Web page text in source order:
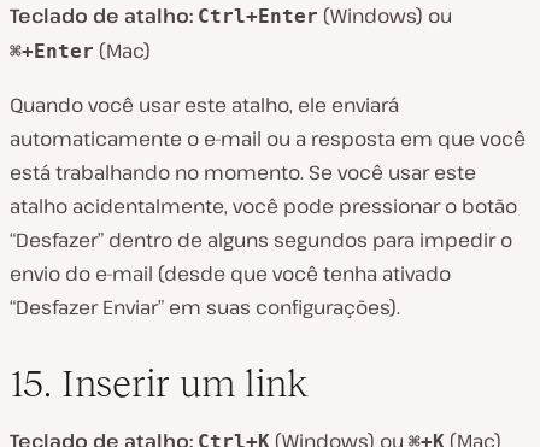
Teclado de atalho: Ctrl+Enter (Windows) ou
⌘+Enter (Mac)
Quando você usar este atalho, ele enviará
automaticamente o e-mail ou a resposta em que você
está trabalhando no momento. Se você usar este
atalho acidentalmente, você pode pressionar o botão
“Desfazer” dentro de alguns segundos para impedir o
envio do e-mail (desde que você tenha ativado
“Desfazer Enviar” em suas configurações).
15. Inserir um link
Teclado de atalho: Ctrl+K (Windows) ou ⌘+K (Mac)